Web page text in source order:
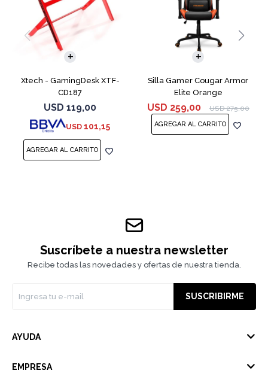
Xtech - GamingDesk XTF-
CD187
USD 119,00
USD 101,15
Silla Gamer Cougar Armor
Elite Orange
USD 259,00 USD 275,00
Suscríbete a nuestra newsletter
Recibe todas las novedades y ofertas de nuestra tienda.
SUSCRIBIRME
AYUDA
EMPRESA